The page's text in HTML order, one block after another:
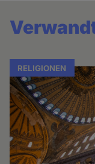
RELIGIONEN